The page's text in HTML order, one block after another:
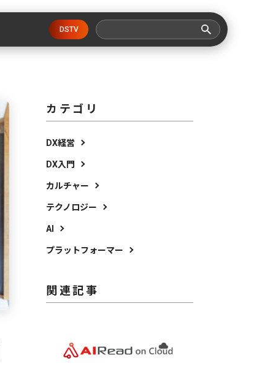
DSTV
カテゴリ
DX経営
DX入門
カルチャー
テクノロジー
AI
プラットフォーマー
関連記事